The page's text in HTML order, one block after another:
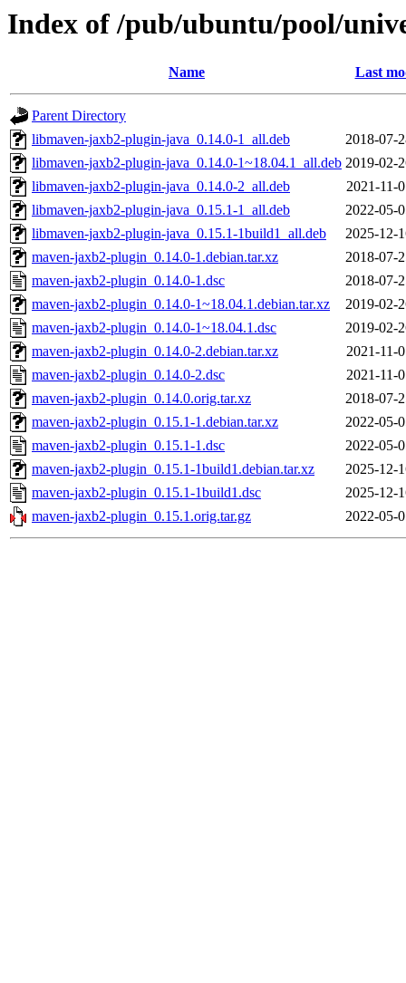
Index of /pub/ubuntu/pool/
Name Last
Parent Directory
libmaven-jaxb2-plugin-java_0.14.0-1_all.deb
2018-07-
libmaven-jaxb2-plugin-java_0.14.0-1~18.04.1_all.deb 2019-02-
libmaven-jaxb2-plugin-java_0.14.0-2_all.deb
2021-11-
libmaven-jaxb2-plugin-java_0.15.1-1_all.deb
2022-05-
libmaven-jaxb2-plugin-java_0.15.1-1build1_all.deb
2025-12-
maven-jaxb2-plugin_0.14.0-1.debian.tar.xz
2018-07-
maven-jaxb2-plugin_0.14.0-1.dsc
2018-07-
maven-jaxb2-plugin_0.14.0-1~18.04.1.debian.tar.xz
2019-02-
maven-jaxb2-plugin_0.14.0-1~18.04.1.dsc
2019-02-
maven-jaxb2-plugin_0.14.0-2.debian.tar.xz
2021-11-
maven-jaxb2-plugin_0.14.0-2.dsc
2021-11-
maven-jaxb2-plugin_0.14.0.orig.tar.xz
2018-07-
maven-jaxb2-plugin_0.15.1-1.debian.tar.xz
2022-05-
maven-jaxb2-plugin_0.15.1-1.dsc
2022-05-
maven-jaxb2-plugin_0.15.1-1build1.debian.tar.xz
2025-12-
maven-jaxb2-plugin_0.15.1-1build1.dsc
2025-12-
maven-jaxb2-plugin_0.15.1.orig.tar.gz
2022-05-